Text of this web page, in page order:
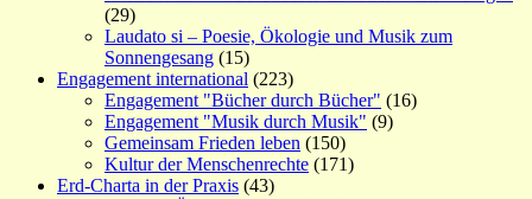
(29)
Laudato si – Poesie, Ökologie und Musik zum
Sonnengesang (15)
Engagement international (223)
Engagement "Bücher durch Bücher" (16)
Engagement "Musik durch Musik" (9)
Gemeinsam Frieden leben (150)
Kultur der Menschenrechte (171)
Erd-Charta in der Praxis (43)